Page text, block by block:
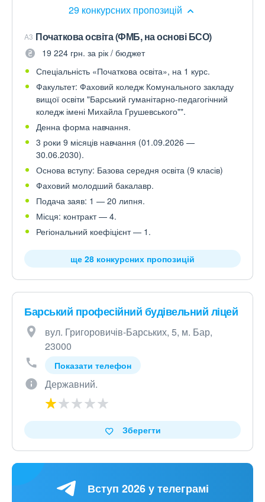
29 конкурсних пропозицій
A3 Початкова освіта (ФМБ, на основі БСО)
19 224 грн. за рік / бюджет
Спеціальність «Початкова освіта», на 1 курс.
Факультет: Фаховий коледж Комунального закладу
вищої освіти "Барський гуманітарно-педагогічний
коледж імені Михайла Грушевського"".
Денна форма навчання.
3 роки 9 місяців навчання (01.09.2026 —
30.06.2030).
Основа вступу: Базова середня освіта (9 класів)
Фаховий молодший бакалавр.
Подача заяв: 1 — 20 липня.
Місця: контракт — 4.
Регіональний коефіцієнт — 1.
ще 28 конкурсних пропозицій
Барський професійний будівельний ліцей
вул. Григоровичів-Барських, 5, м. Бар,
23000
Показати телефон
Державний.
Зберегти
Вступ 2026 у телеграмі